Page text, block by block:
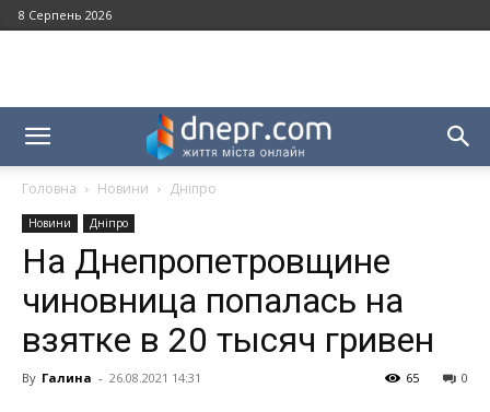
8 Серпень 2026
Головна Новини Дніпро
Новини Дніпро
На Днепропетровщине
чиновница попалась на
взятке в 20 тысяч гривен
By Галина - 26.08.2021 14:31 0
65